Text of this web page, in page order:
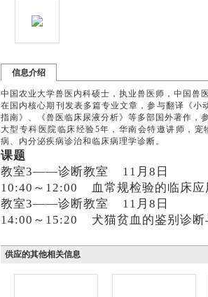
信息介绍
中国农业大学兽医内科硕士，执业兽医师，中国兽
在国内核心期刊发表多篇专业文章，参与翻译《
指南》、《兽医临床尿液分析》等多部国外著作，
大型专科医院临床经验5年，华南会特邀讲师，宠
病、内分泌疾病诊治和临床病理学诊断。
课题
教室3——诊断教室 11月8日
10:40～12:00 血常规检验的临床
教室3——诊断教室 11月8日
14:00～15:20 犬猫贫血的鉴别诊断
供应的其他相关信息